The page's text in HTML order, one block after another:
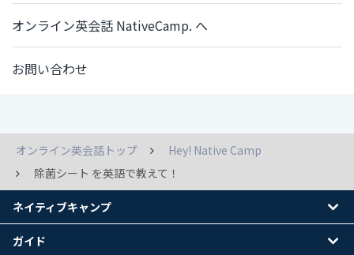
オンライン英会話 NativeCamp. へ
お問い合わせ
オンライン英会話トップ
Hey! Native Camp
除菌シート を英語で教えて！
ネイティブキャンプ
ガイド